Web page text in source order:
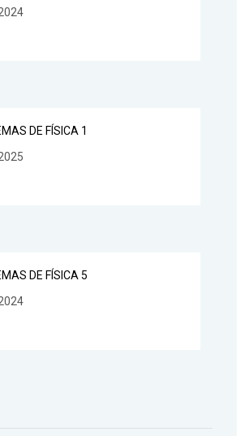
DE FÍSICA 1
DE FÍSICA 5